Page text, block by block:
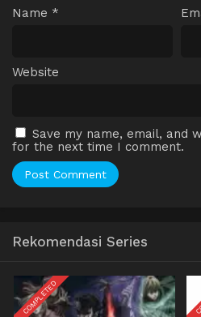
Name *
Website
Save my name, email, and
for the next time I comment.
Rekomendasi Series
COMPLETED